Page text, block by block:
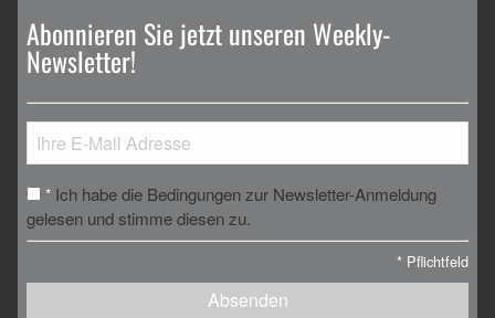
Abonnieren Sie jetzt unseren Weekly-
Newsletter!
* Ich habe die Bedingungen zur Newsletter-Anmeldung
gelesen und stimme diesen zu.
* Pflichtfeld
Absenden